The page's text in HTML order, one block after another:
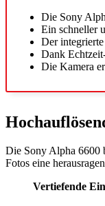
Die Sony
Ein schneller
Der
Dank
Die Kamera
Die Sony Alpha 6600
Fotos eine
Vertiefende